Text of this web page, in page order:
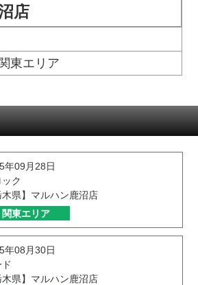
店
関東エリア
年09月28日
ク
木県】マルハン鹿沼店
関東エリア
年08月30日
木県】マルハン鹿沼店